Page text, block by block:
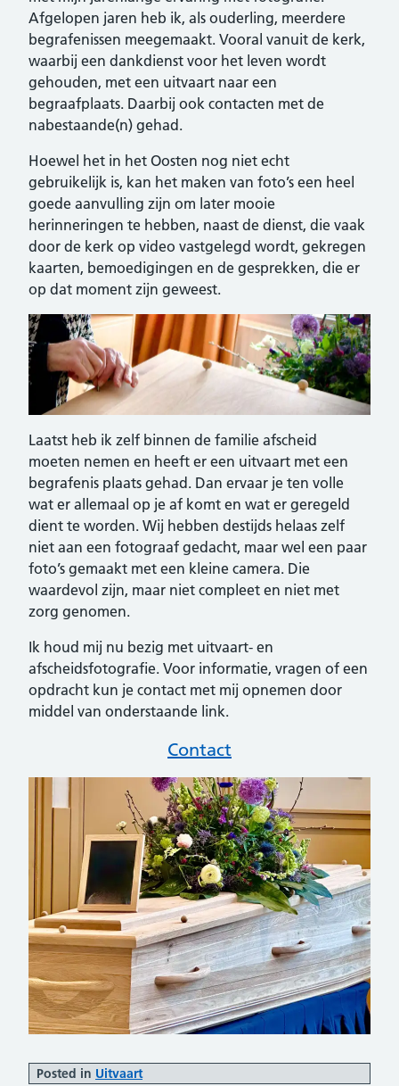
Afgelopen jaren heb ik, als ouderling, meerdere
begrafenissen meegemaakt. Vooral vanuit de kerk,
waarbij een dankdienst voor het leven wordt
gehouden, met een uitvaart naar een
begraafplaats. Daarbij ook contacten met de
nabestaande(n) gehad.
Hoewel het in het Oosten nog niet echt
gebruikelijk is, kan het maken van foto’s een heel
goede aanvulling zijn om later mooie
herinneringen te hebben, naast de dienst, die vaak
door de kerk op video vastgelegd wordt, gekregen
kaarten, bemoedigingen en de gesprekken, die er
op dat moment zijn geweest.
Laatst heb ik zelf binnen de familie afscheid
moeten nemen en heeft er een uitvaart met een
begrafenis plaats gehad. Dan ervaar je ten volle
wat er allemaal op je af komt en wat er geregeld
dient te worden. Wij hebben destijds helaas zelf
niet aan een fotograaf gedacht, maar wel een paar
foto’s gemaakt met een kleine camera. Die
waardevol zijn, maar niet compleet en niet met
zorg genomen.
Ik houd mij nu bezig met uitvaart- en
afscheidsfotografie. Voor informatie, vragen of een
opdracht kun je contact met mij opnemen door
middel van onderstaande link.
Contact
Posted in Uitvaart